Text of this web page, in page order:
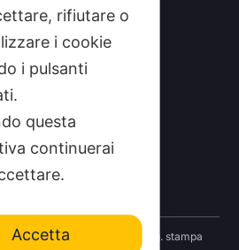
SIAMO
CONTATTI
FEEDRSS
Tribunale Taranto reg. stampa
rifiutare o
i cookie
i pulsanti
questa
continuerai
Accetta